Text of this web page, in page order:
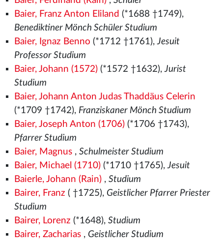
Baier, Franz Anton Eliland (*1688 †1749),
Benediktiner Mönch Schüler Studium
Baier, Ignaz Benno (*1712 †1761),Jesuit
Professor Studium
Baier, Johann (1572)(*1572 †1632),Jurist
Studium
Baier, Johann Anton Judas Thaddäus Celerin
(*1709 †1742), Franziskaner Mönch Studium
Baier, Joseph Anton (1706)(*1706 †1743),
Pfarrer Studium
Baier, Magnus, Schulmeister Studium
Baier, Michael (1710)(*1710 †1765),Jesuit
Baierle, Johann (Rain), Studium
Bairer, Franz ( †1725), Geistlicher Pfarrer Priester
Studium
Bairer, Lorenz (*1648), Studium
Bairer, Zacharias, Geistlicher Studium